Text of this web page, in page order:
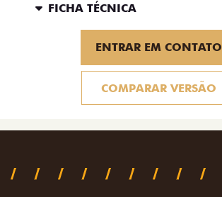
FICHA TÉCNICA
ENTRAR EM CONTATO
COMPARAR VERSÃO